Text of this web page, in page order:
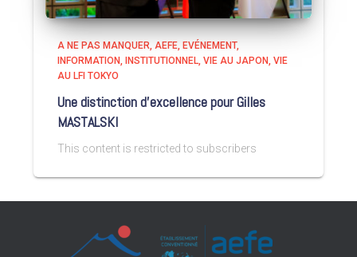
A NE PAS MANQUER AEFE EVÉNEMENT
INFORMATION
INSTITUTIONNEL VIE AU JAPON VIE
AU LFI TOKYO
Une distinction d’excellence pour Gilles
MASTALSKI
This content is restricted to subscribers